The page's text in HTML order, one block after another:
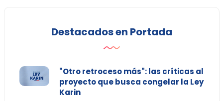
Destacados en Portada
"Otro retroceso más": las críticas al
proyecto que busca congelar la Ley
Karin